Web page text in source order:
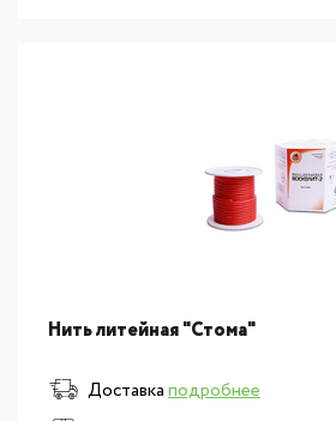
Нить литейная "Стома"
Доставкаподробнее